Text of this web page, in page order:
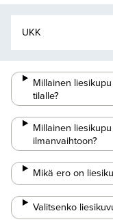
Millainen
tilalle?
Millainen
ilmanvaihtoon?
Mikä ero on
Valitsenko